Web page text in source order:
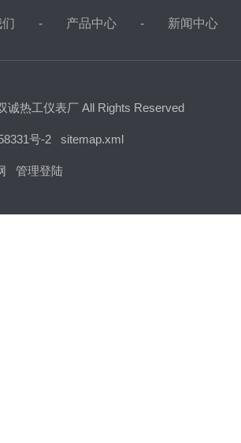
产品中心 新闻中心
诚热工仪表厂 All Rights Reserved
号-2 sitemap.xml
管理登陆